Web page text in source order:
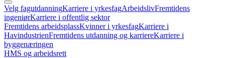
Velg fagutdanningKarriere i yrkesfagArbeidslivFremtidens
ingeniørKarriere i offentlig sektor
Fremtidens arbeidsplassKvinner i yrkesfagKarriere i
HavindustrienFremtidens utdanning og karriereKarriere i
byggenæringen
HMS og arbeidsrett